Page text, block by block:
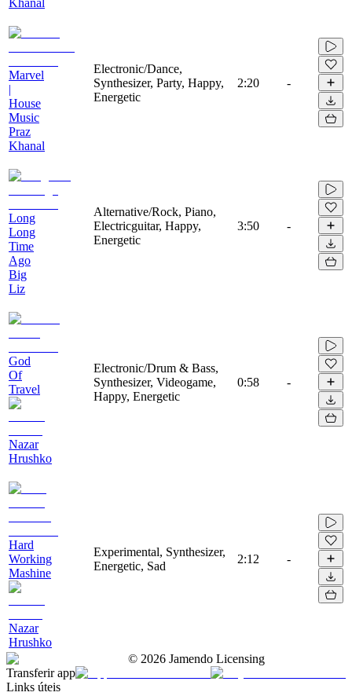
Marvel
|
House
Music
Praz
Khanal
Electronic/Dance,
Synthesizer, Party, Happy,
Energetic
2:20 -
Long
Long
Time
Ago
Big
Liz
Alternative/Rock, Piano,
Electricguitar, Happy,
Energetic
3:50 -
God
Of
Travel
Nazar
Hrushko
Electronic/Drum & Bass,
Synthesizer, Videogame,
Happy, Energetic
0:58 -
Hard
Working
Mashine
Nazar
Hrushko
Experimental, Synthesizer,
Energetic, Sad
2:12 -
© 2026 Jamendo Licensing
Transferir app
Links úteis